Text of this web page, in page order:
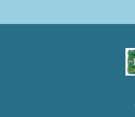
direct